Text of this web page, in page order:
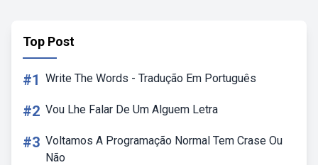
Top Post
#1 Write The Words - Tradução Em Português
#2 Vou Lhe Falar De Um Alguem Letra
#3 Voltamos A Programação Normal Tem Crase Ou
Não